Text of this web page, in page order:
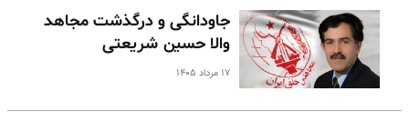
جاودانگی و درگذشت مجاهد
والا حسین شریعتی
۱۷ مرداد ۱۴۰۵